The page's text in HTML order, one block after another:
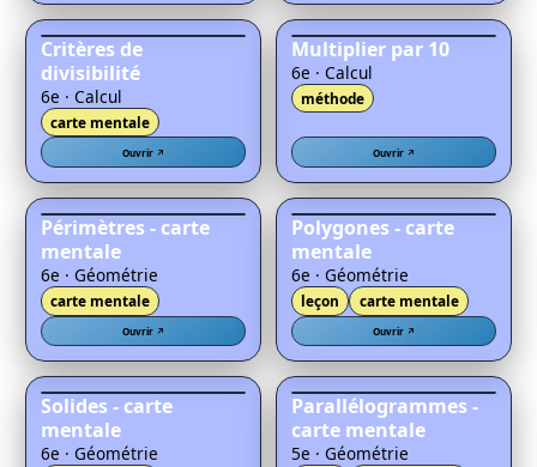
Critères de
divisibilité
6e · Calcul
carte mentale
Ouvrir ↗
Multiplier par 10
6e · Calcul
méthode
Ouvrir ↗
Périmètres - carte
mentale
6e · Géométrie
carte mentale
Ouvrir ↗
Polygones - carte
mentale
6e · Géométrie
leçon carte mentale
Ouvrir ↗
Solides - carte
mentale
6e · Géométrie
Parallélogrammes -
carte mentale
5e · Géométrie